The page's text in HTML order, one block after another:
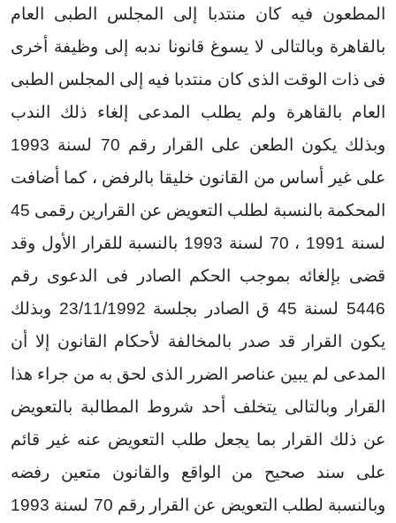
المطعون فيه كان منتدبا إلى المجلس الطبى العام
بالقاهرة وبالتالى لا يسوغ قانونا ندبه إلى وظيفة أخرى
فى ذات الوقت الذى كان منتدبا فيه إلى المجلس الطبى
العام بالقاهرة ولم يطلب المدعى إلغاء ذلك الندب
وبذلك يكون الطعن على القرار رقم 70 لسنة 1993
على غير أساس من القانون خليقا بالرفض ، كما أضافت
المحكمة بالنسبة لطلب التعويض عن القرارين رقمى 45
لسنة 1991 ، 70 لسنة 1993 بالنسبة للقرار الأول وقد
قضى بإلغائه بموجب الحكم الصادر فى الدعوى رقم
5446 لسنة 45 ق الصادر بجلسة 23/11/1992 وبذلك
يكون القرار قد صدر بالمخالفة لأحكام القانون إلا أن
المدعى لم يبين عناصر الضرر الذى لحق به من جراء هذا
القرار وبالتالى يتخلف أحد شروط المطالبة بالتعويض
عن ذلك القرار بما يجعل طلب التعويض عنه غير قائم
على سند صحيح من الواقع والقانون متعين رفضه
وبالنسبة لطلب التعويض عن القرار رقم 70 لسنة 1993